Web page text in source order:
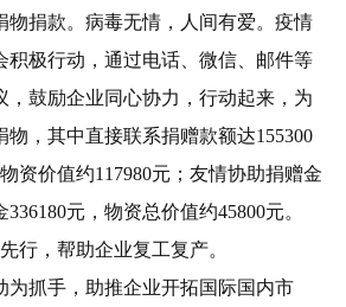
捐款。 病毒无情，人间有爱。疫情
积极行动，通过电话、微信、邮件等
，鼓励企业同心协力，行动起来，为
物，其中直接联系捐赠款额达155300
资价值约117980元；友情协助捐赠金
元，物资总价值约45800元。
行， 帮助企业复工复产。
为抓手，助推企业开拓国际国内市